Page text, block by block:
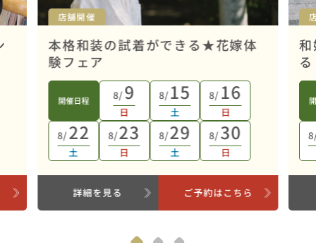
店舗開催
本格和装の試着ができる★花嫁体
験フェア
開催日程 8/9
日
8/15
土
8/ 16
日
8/22
土
8/23
日
8/29
土
8/30
日
詳細を見る ご予約はこちら